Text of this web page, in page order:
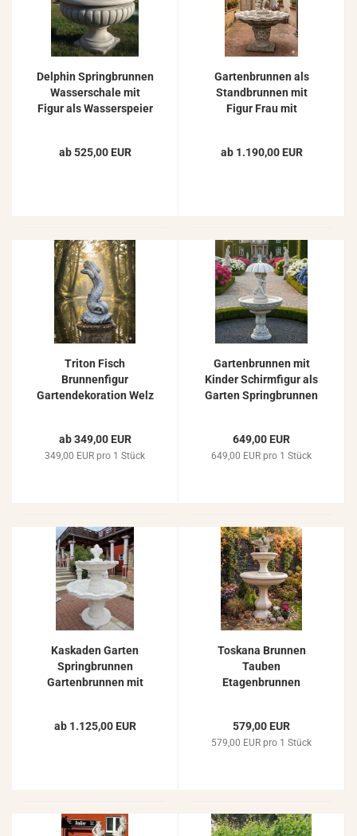
Delphin Springbrunnen
Wasserschale mit
Figur als Wasserspeier
ab 525,00 EUR
Gartenbrunnen als
Standbrunnen mit
Figur Frau mit
ab 1.190,00 EUR
Triton Fisch
Brunnenfigur
Gartendekoration Welz
ab 349,00 EUR
349,00 EUR pro 1 Stück
Gartenbrunnen mit
Kinder Schirmfigur als
Garten Springbrunnen
649,00 EUR
649,00 EUR pro 1 Stück
Kaskaden Garten
Springbrunnen
Gartenbrunnen mit
480kg
ab 1.125,00 EUR
Toskana Brunnen
Tauben
Etagenbrunnen
Taubenbrunnen 160cm
579,00 EUR
579,00 EUR pro 1 Stück